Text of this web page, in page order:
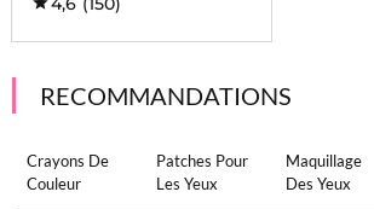
RECOMMANDATIONS
Crayons De
Couleur
Patches Pour
Les Yeux
Maquillage
Des Yeux